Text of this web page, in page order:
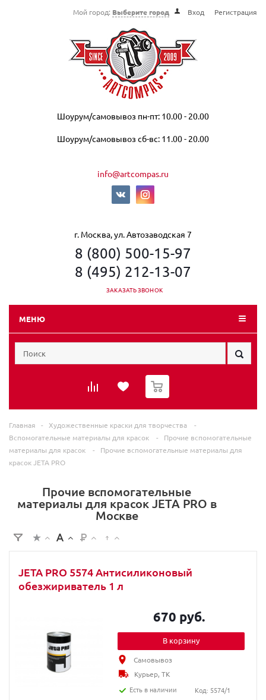
Мой город: Выберите город Вход Регистрация
Шоурум/самовывоз пн-пт: 10.00 - 20.00
Шоурум/самовывоз сб-вс: 11.00 - 20.00
info@artcompas.ru
г. Москва, ул. Автозаводская 7
8 (800) 500-15-97
8 (495) 212-13-07
ЗАКАЗАТЬ ЗВОНОК
МЕНЮ
0
Главная - Художественные краски для творчества
-
Вспомогательные материалы для красок
-
Прочие вспомогательные
материалы для красок
-
Прочие вспомогательные материалы для
красок JETA PRO
Прочие вспомогательные
материалы для красок JETA PRO в
Москве
JETA PRO 5574 Антисиликоновый
обезжириватель 1 л
670 руб.
В корзину
Самовывоз
Курьер, ТК
Есть в наличии
Код: 5574/1